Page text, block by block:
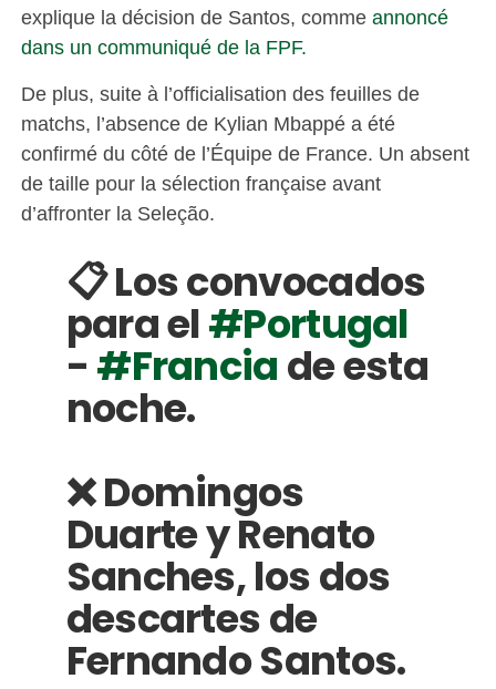
explique la décision de Santos, comme annoncé
dans un communiqué de la FPF.
De plus, suite à l’officialisation des feuilles de
matchs, l’absence de Kylian Mbappé a été
confirmé du côté de l’Équipe de France. Un absent
de taille pour la sélection française avant
d’affronter la Seleção.
📋 Los convocados
para el #Portugal
- #Francia de esta
noche.
❌ Domingos
Duarte y Renato
Sanches, los dos
descartes de
Fernando Santos.